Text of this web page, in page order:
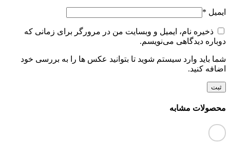
ایمیل *
ذخیره نام، ایمیل و وبسایت من در مرورگر برای زمانی که
دوباره دیدگاهی می‌نویسم.
شما باید وارد سیستم شوید تا بتوانید عکس ها را به بررسی خود
اضافه کنید.
محصولات مشابه